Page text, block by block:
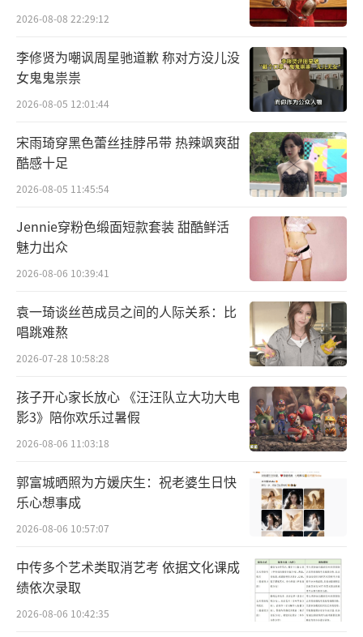
导演竹内亮，对很多中国人来说并不陌
生。
他是定居南京的日本人，因拍摄了很多与
中国相关的纪录片而出名。
他和中国的结缘，源于2011年为日本NHK
电视台拍摄的一部纪录片《长江天地大纪
沿长江跋涉了6300公里后，他被中国的自
然风光和风土人情吸引，产生了迁居中国的念
10年后，已经成了半个中国人的他，决心
重走长江路。
与曾经的采访对象重逢，用镜头记录十年
后的物转星移。
2026-08-08 22:29:12
李修贤为嘲讽周星驰道歉 称对方没儿没
女鬼鬼祟祟
2026-08-05 12:01:44
宋雨琦穿黑色蕾丝挂脖吊带 热辣飒爽甜
酷感十足
2026-08-05 11:45:54
Jennie穿粉色缎面短款套装 甜酷鲜活
魅力出众
2026-08-06 10:39:41
袁一琦谈丝芭成员之间的人际关系：比
唱跳难熬
2026-07-28 10:58:28
孩子开心家长放心 《汪汪队立大功大电
影3》陪你欢乐过暑假
2026-08-06 11:03:18
郭富城晒照为方媛庆生：祝老婆生日快
乐心想事成
2026-08-06 10:57:07
中传多个艺术类取消艺考 依据文化课成
绩依次录取
2026-08-06 10:42:35